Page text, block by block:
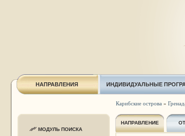
НАПРАВЛЕНИЯ ИНДИВИДУАЛЬНЫЕ
МОДУЛЬ ПОИСКА
Карибские острова »
НАПРАВЛЕНИЕ